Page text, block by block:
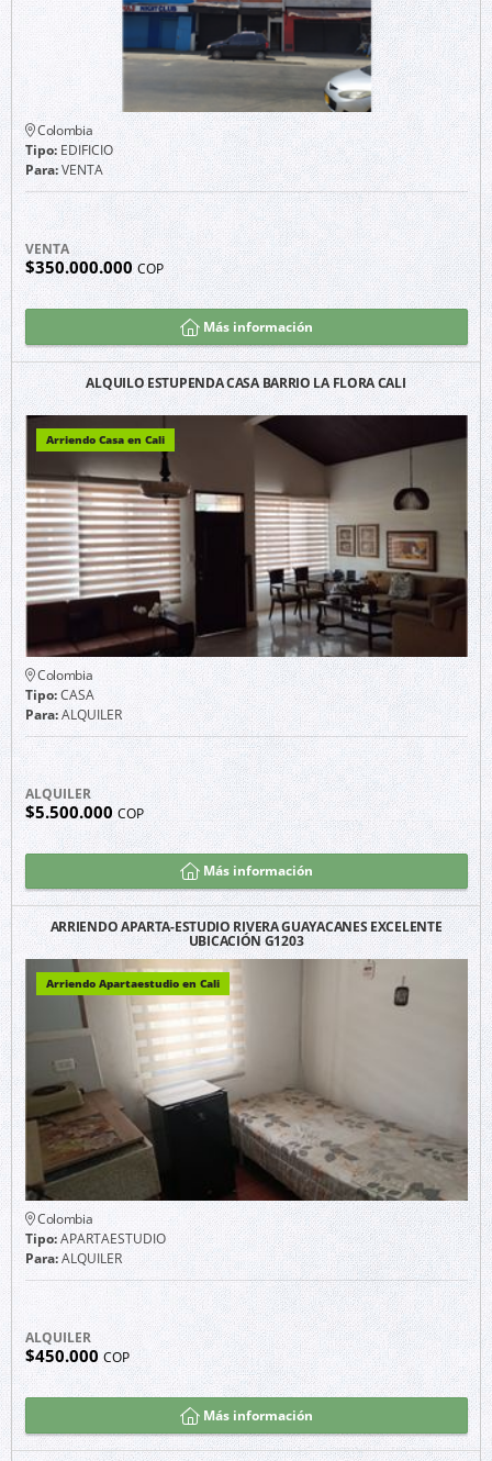
Colombia
Tipo:EDIFICIO
Para:VENTA
VENTA
$350.000.000COP
Más información
ALQUILO ESTUPENDA CASA BARRIO LA FLORA CALI
Arriendo Casa en Cali
Colombia
Tipo:CASA
Para:ALQUILER
ALQUILER
$5.500.000 COP
Más información
ARRIENDO APARTA-ESTUDIO RIVERA GUAYACANES EXCELENTE
UBICACIÓN G1203
Arriendo Apartaestudio en Cali
Colombia
Tipo:APARTAESTUDIO
Para:ALQUILER
ALQUILER
$450.000COP
Más información